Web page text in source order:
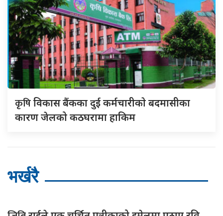
कृषिविकास बैंकका दुई कर्मचारीकाे बदमासीका
कारण जेलको कठघरामा हाकिम
भर्खरै